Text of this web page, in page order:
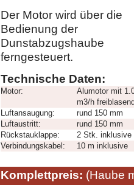
Der Motor wird über die
Bedienung der
Dunstabzugshaube
ferngesteuert.
Technische Daten:
Motor:
Alumotor mit
m3/h
Luftansaugung:
rund 150 mm
Luftaustritt:
rund 150 mm
Rückstauklappe:
2 Stk. inklusive
Verbindungskabel:
10 m inklusive
Komplettpreis: (Haube